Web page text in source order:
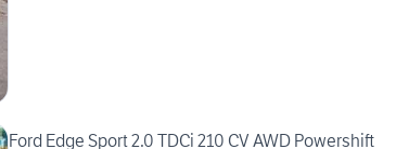
Ford Edge Sport 2.0 TDCi 210 CV AWD Powershift